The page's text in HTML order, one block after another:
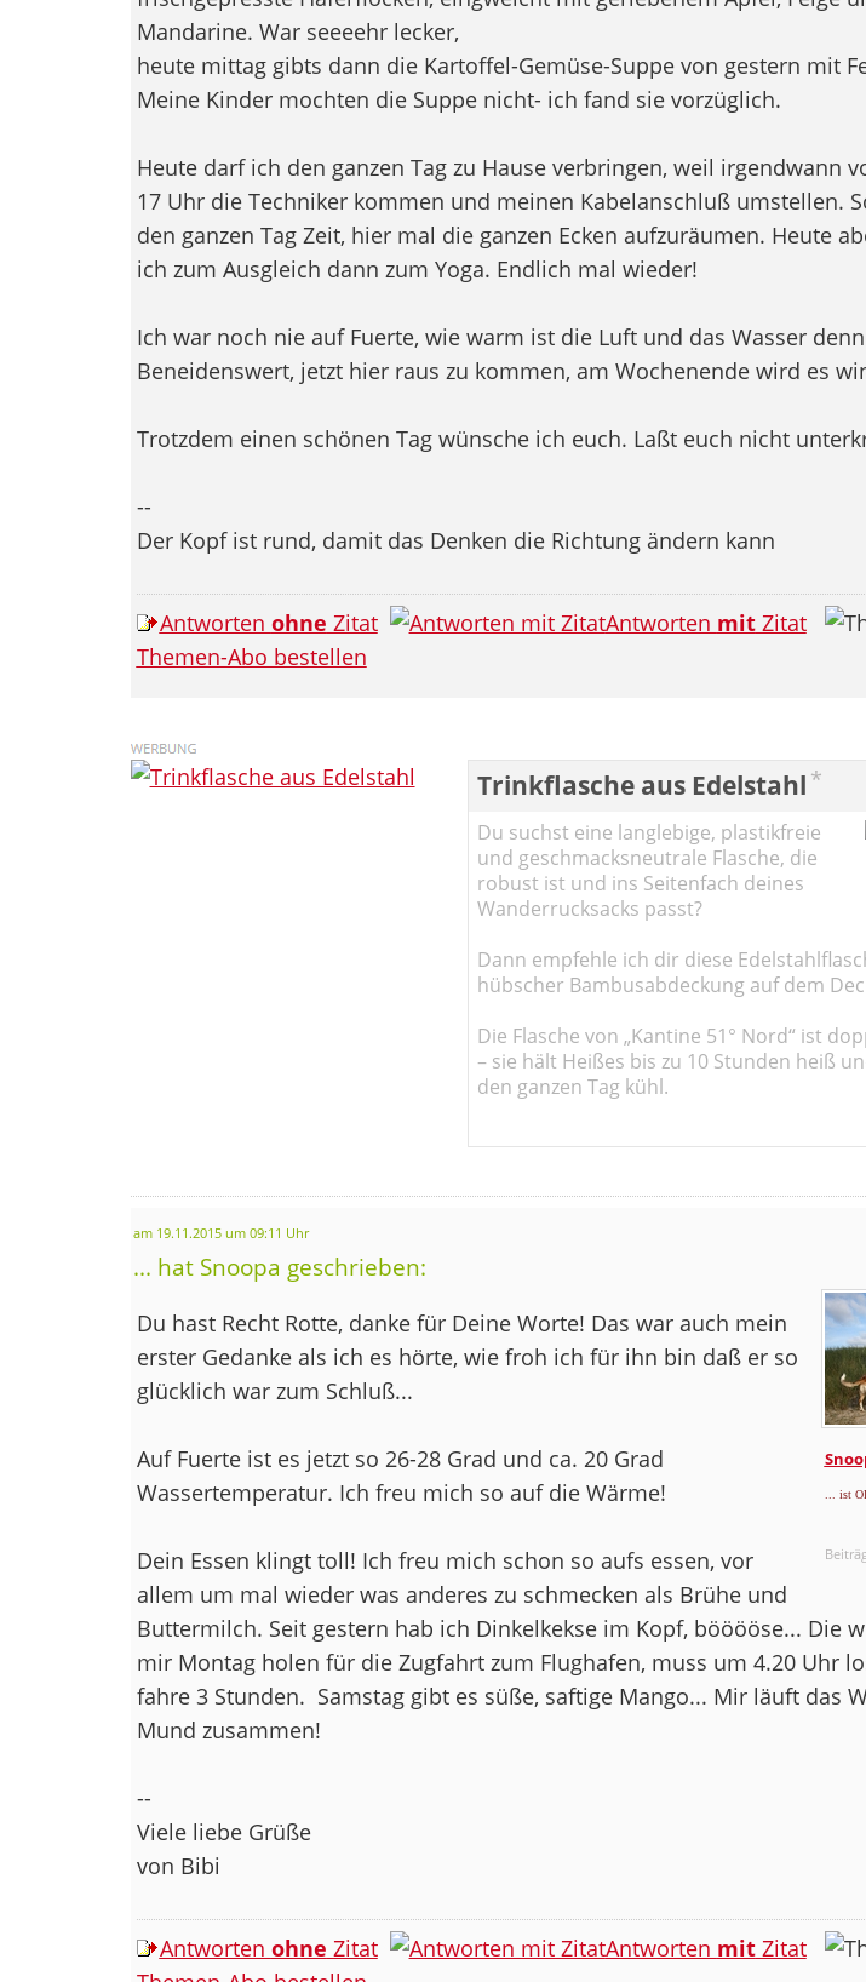
Mandarine. War seeeehr lecker,
heute mittag gibts dann die Kartoffel-Gemüse-Suppe von gestern mit
Meine Kinder mochten die Suppe nicht- ich fand sie vorzüglich.
Heute darf ich den ganzen Tag zu Hause verbringen, weil irgendwann
17 Uhr die Techniker kommen und meinen Kabelanschluß umstellen.
den ganzen Tag Zeit, hier mal die ganzen Ecken aufzuräumen. Heute
ich zum Ausgleich dann zum Yoga. Endlich mal wieder!
Ich war noch nie auf Fuerte, wie warm ist die Luft und das Wasser
Beneidenswert, jetzt hier raus zu kommen, am Wochenende wird es
Trotzdem einen schönen Tag wünsche ich euch. Laßt euch nicht
--
Der Kopf ist rund, damit das Denken die Richtung ändern kann
Antworten ohne Zitat Antworten mitZitat
Themen-Abo bestellen
Trinkflasche aus Edelstahl *
Du suchst eine langlebige, plastikfreie
und geschmacksneutrale Flasche, die
robust ist und ins Seitenfach deines
Wanderrucksacks passt?
Dann empfehle ich dir diese
hübscher Bambusabdeckung auf dem
Die Flasche von „Kantine 51° Nord“ ist
– sie hält Heißes bis zu 10 Stunden heiß
den ganzen Tag kühl.
am 19.11.2015 um 09:11 Uhr
... hat Snoopa geschrieben:
... ist
Du hast Recht Rotte, danke für Deine Worte! Das war auch mein
erster Gedanke als ich es hörte, wie froh ich für ihn bin daß er so
glücklich war zum Schluß...
Auf Fuerte ist es jetzt so 26-28 Grad und ca. 20 Grad
Wassertemperatur. Ich freu mich so auf die Wärme!
Dein Essen klingt toll! Ich freu mich schon so aufs essen, vor
allem um mal wieder was anderes zu schmecken als Brühe und
Buttermilch. Seit gestern hab ich Dinkelkekse im Kopf, bööööse... Die
mir Montag holen für die Zugfahrt zum Flughafen, muss um 4.20 Uhr
fahre 3 Stunden. Samstag gibt es süße, saftige Mango... Mir läuft das
Mund zusammen!
--
Viele liebe Grüße
von Bibi
Antworten ohne Zitat Antworten mitZitat